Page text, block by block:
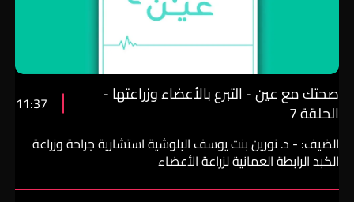
صحتك مع عين - التبرع بالأعضاء وزراعتها -
الحلقة 7
11:37
الضيف: - د. نورين بنت يوسف البلوشية استشارية جراحة وزراعة
الكبد الرابطة العمانية لزراعة الأعضاء